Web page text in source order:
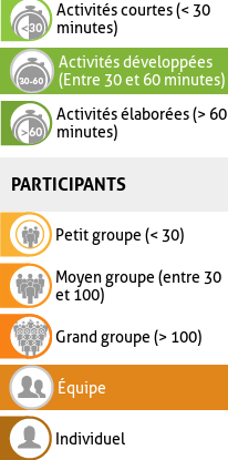
Activités courtes (< 30
minutes)
Activités développées
(Entre 30 et 60 minutes)
Activités élaborées (> 60
minutes)
PARTICIPANTS
Petit groupe (< 30)
Moyen groupe (entre 30
et 100)
Grand groupe (> 100)
Équipe
Individuel